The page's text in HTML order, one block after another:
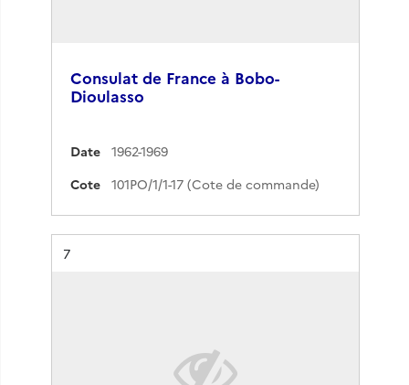
Consulat de France à Bobo-
Dioulasso
Date
1962-1969
Cote
101PO/1/1-17 (Cote de commande)
Résultat n°
7